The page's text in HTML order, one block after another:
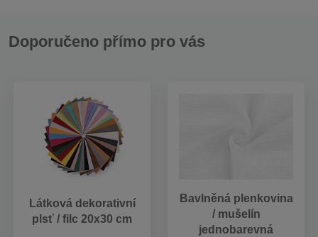
Doporučeno přímo pro vás
Látková dekorativní
plsť / filc 20x30 cm
Bavlněná plenkovina
/ mušelín
jednobarevná